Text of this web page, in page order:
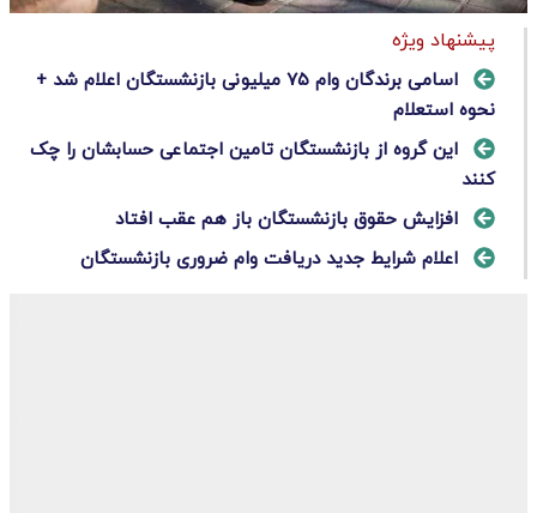
پیشنهاد ویژه
اسامی برندگان وام ۷۵ میلیونی بازنشستگان اعلام شد +
نحوه استعلام
این گروه از بازنشستگان تامین اجتماعی حسابشان را چک
کنند
افزایش حقوق بازنشستگان باز هم عقب افتاد
اعلام شرایط جدید دریافت وام ضروری بازنشستگان